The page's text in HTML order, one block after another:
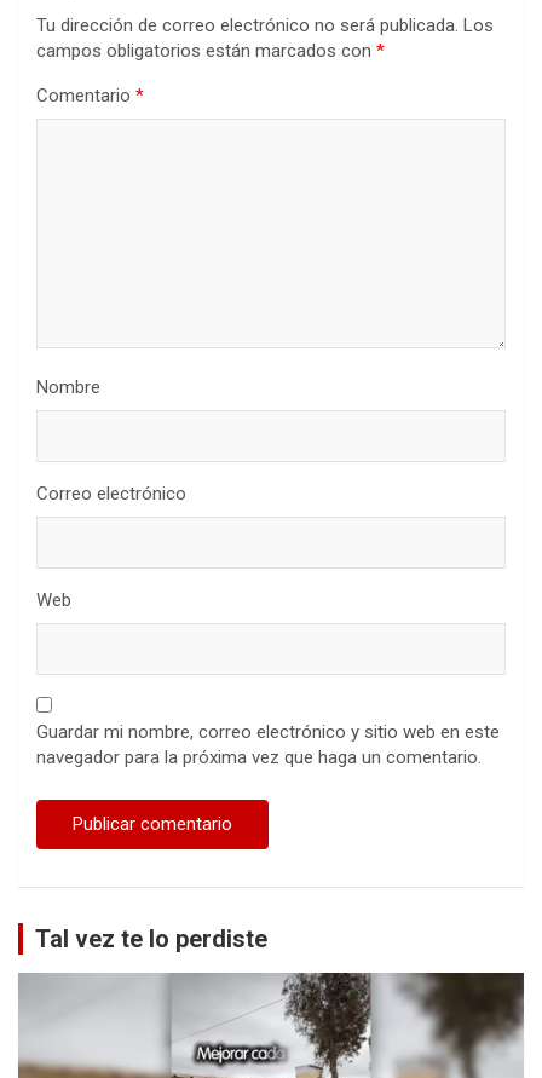
Tu dirección de correo electrónico no será publicada. Los
campos obligatorios están marcados con *
Comentario *
Nombre
Correo electrónico
Web
Guardar mi nombre, correo electrónico y sitio web en este
navegador para la próxima vez que haga un comentario.
Tal vez te lo perdiste